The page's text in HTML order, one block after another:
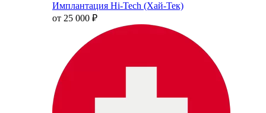
Имплантация Hi-Tech (Хай-Тек)
от 25 000 ₽